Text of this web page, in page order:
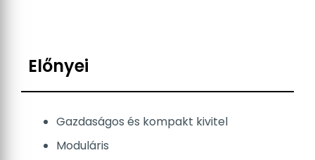
Előnyei
Gazdaságos és kompakt kivitel
Moduláris